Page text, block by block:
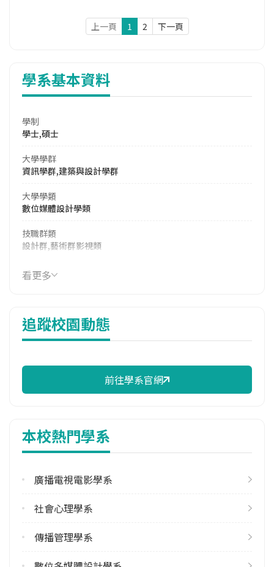
上一頁 1 2 下一頁
學系基本資料
學制
學士,碩士
大學學群
資訊學群,建築與設計學群
大學學類
數位媒體設計學類
技職群類
設計群,藝術群影視類
114年學費
42,750 元/學期
14,590 元/學期
114年註冊率
113學年度上學期
113學年度下學期
22
修輔系人數
6
113學年度下學期
看更多
追蹤校園動態
前往學系官網
本校熱門學系
廣播電視電影學系
社會心理學系
傳播管理學系